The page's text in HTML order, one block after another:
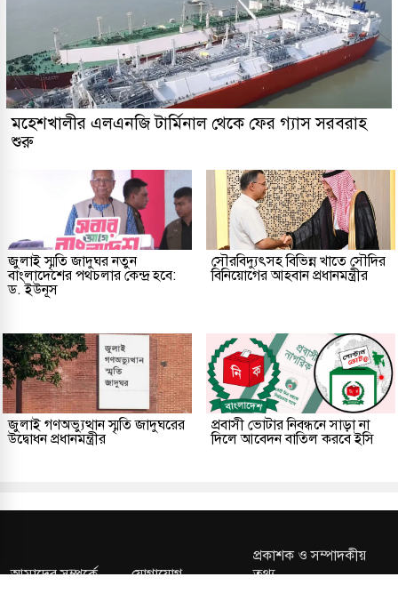
মহেশখালীর এলএনজি টার্মিনাল থেকে ফের গ্যাস সরবরাহ
শুরু
জুলাই স্মৃতি জাদুঘর নতুন
বাংলাদেশের পথচলার কেন্দ্র হবে:
ড. ইউনূস
সৌরবিদ্যুৎসহ বিভিন্ন খাতে সৌদির
বিনিয়োগের আহবান প্রধানমন্ত্রীর
জুলাই গণঅভ্যুত্থান স্মৃতি জাদুঘরের
উদ্বোধন প্রধানমন্ত্রীর
প্রবাসী ভোটার নিবন্ধনে সাড়া না
দিলে আবেদন বাতিল করবে ইসি
আমাদের সম্পর্কে যোগাযোগ
প্রকাশক ও সম্পাদকীয়
তথ্য